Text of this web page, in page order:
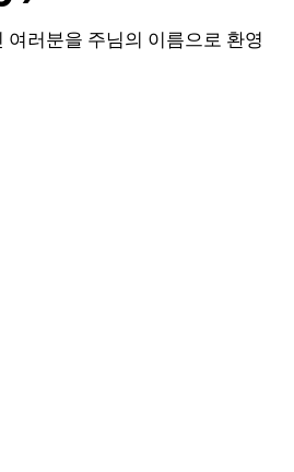
여러분을 주님의 이름으로 환영